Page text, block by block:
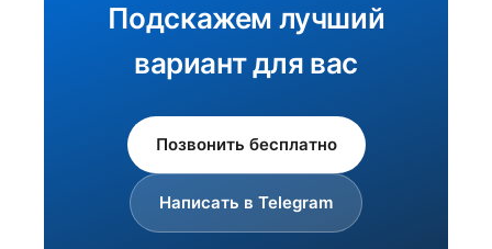
Подскажем лучший
вариант для вас
Позвонить бесплатно
Написать в Telegram